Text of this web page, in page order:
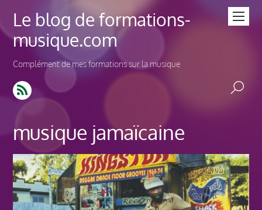
Le blog de formations-
musique.com
Complément de mes formations sur la musique
musique jamaïcaine